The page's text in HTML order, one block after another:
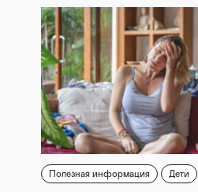
Полезная информация Дети